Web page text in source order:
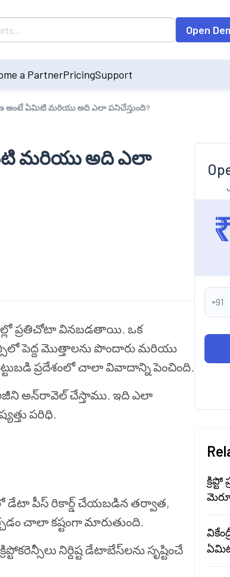
Open
a PartnerPricingSupport
అంటే ఏమిటి మరియు అది ఎలా పనిచేస్తుంది?
మరియు అది ఎలా
ప్రతిచోటా వినబడతాయి. ఒక
పెద్ద మొత్తాలను పొందారు మరియు
ప్రదేశంలో చాలా వివాదాన్ని పెంచింది.
అన్‌రావెల్ చేస్తాము. ఇది ఎలా
పరిధి.
డేటా పీస్ రికార్డ్ చేయబడిన తర్వాత,
చాలా కష్టంగా మారుతుంది.
నిర్దిష్ట డేటాబేస్‌లను సృష్టించే
+91